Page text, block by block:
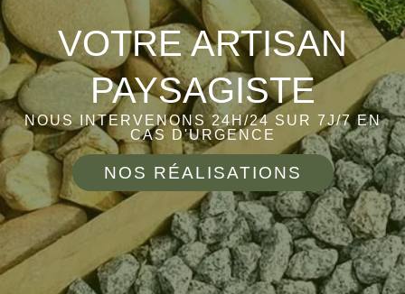
VOTRE ARTISAN
PAYSAGISTE
NOUS INTERVENONS 24H/24 SUR 7J/7 EN
CAS D'URGENCE
NOS RÉALISATIONS